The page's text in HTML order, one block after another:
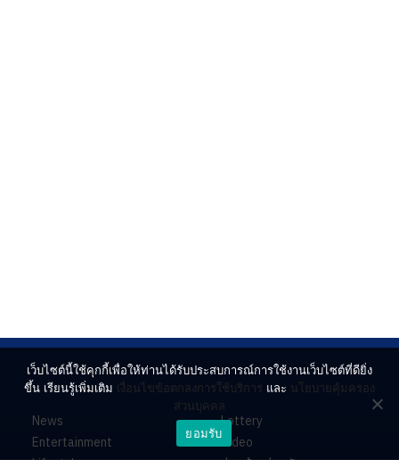
News
Entertainment
Lifestyle
Lottery
Video
ร่วมด้วยช่วยกัน
เว็บไซต์นี้ใช้คุกกี้เพื่อให้ท่านได้รับประสบการณ์การใช้งานเว็บไซต์ที่ดียิ่ง
ขึ้น เรียนรู้เพิ่มเติม เงื่อนไขข้อตกลงการใช้บริการ และ นโยบายคุ้มครอง
ส่วนบุคคล
ยอมรับ